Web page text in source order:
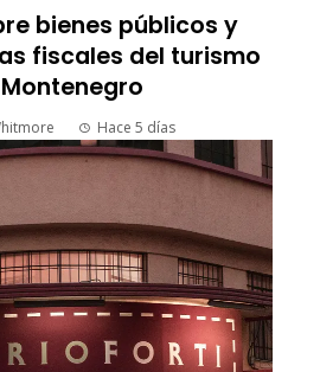
bienes públicos y
fiscales del turismo
Hace 5 días